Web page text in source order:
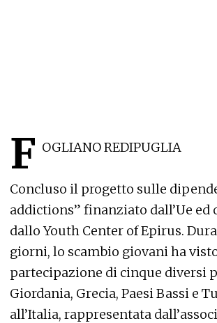
F OGLIANO REDIPUGLIA
Concluso il progetto sulle
addictions” finanziato dall’Ue ed
dallo Youth Center of Epirus.
giorni, lo scambio giovani ha
partecipazione di cinque diversi
Giordania, Grecia, Paesi Bassi e
all’Italia, rappresentata